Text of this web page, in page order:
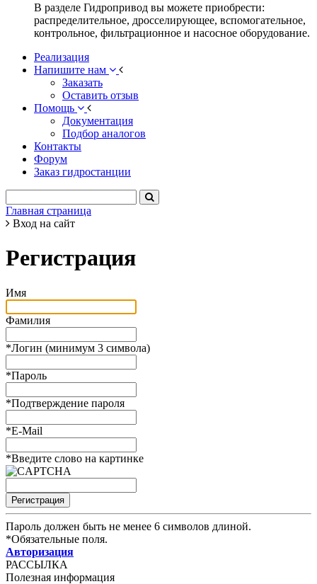
В разделе Гидропривод вы можете приобрести:
распределительное, дросселирующее, вспомогательное,
контрольное, фильтрационное и насосное оборудование.
Реализация
Напишите нам
Заказать
Оставить отзыв
Помощь
Документация
Подбор аналогов
Контакты
Форум
Заказ гидростанции
Главная страница
Вход на сайт
Регистрация
Имя
Фамилия
*Логин (минимум 3 символа)
*Пароль
*Подтверждение пароля
*E-Mail
*Введите слово на картинке
Пароль должен быть не менее 6 символов длиной.
*Обязательные поля.
Авторизация
РАССЫЛКА
Полезная информация